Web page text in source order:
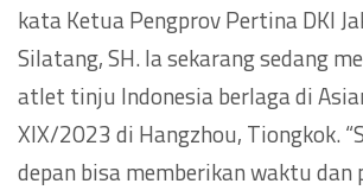
kata Ketua Pengprov Pertina DKI
Silatang, SH. Ia sekarang sedang
atlet tinju Indonesia berlaga di
XIX/2023 di Hangzhou, Tiongkok.
depan bisa memberikan waktu dan